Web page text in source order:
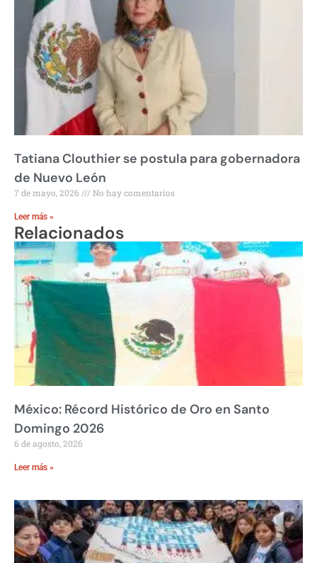
Tatiana Clouthier se postula para gobernadora
de Nuevo León
7 de mayo, 2026 No hay comentarios
Leer más »
Relacionados
México: Récord Histórico de Oro en Santo
Domingo 2026
6 de agosto, 2026
Leer más »